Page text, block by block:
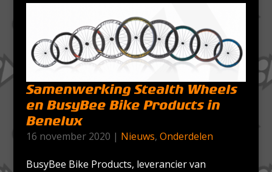
Samenwerking Stealth Wheels
en BusyBee Bike Products in
Benelux
16 november 2020 | Nieuws, Onderdelen
BusyBee Bike Products, leverancier van